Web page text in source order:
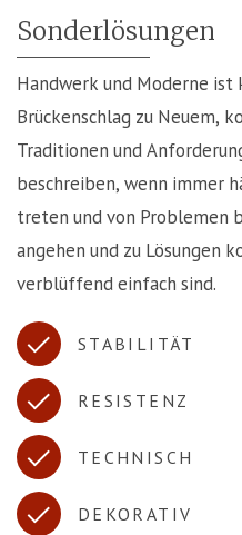
Sonderlösungen
Handwerk und Moderne ist
Brückenschlag zu Neuem,
Traditionen und
beschreiben, wenn immer
treten und von Problemen
angehen und zu Lösungen
verblüffend einfach sind.
STABILITÄT
RESISTENZ
TECHNISCH
DEKORATIV